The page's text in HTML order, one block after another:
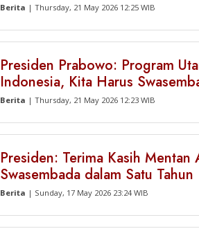
Berita | Thursday, 21 May 2026 12:25 WIB
Presiden Prabowo: Program
Indonesia, Kita Harus
Berita | Thursday, 21 May 2026 12:23 WIB
Presiden: Terima Kasih Mentan
Swasembada dalam Satu Tahun
Berita | Sunday, 17 May 2026 23:24 WIB